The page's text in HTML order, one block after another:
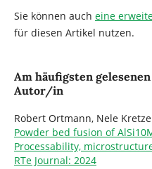
Sie können auch eine
für diesen Artikel nutzen.
Am häufigsten
Autor/in
Robert Ortmann, Nele
Powder bed fusion of
Processability,
RTe Journal: 2024